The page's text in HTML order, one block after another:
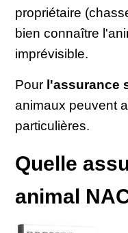
propriétaire
bien connaître
imprévisible.
Pour l'assurance
animaux peuvent
particulières.
Quelle
animal